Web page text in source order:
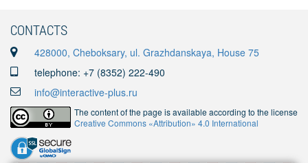
CONTACTS
428000, Cheboksary, ul. Grazhdanskaya, House 75
telephone: +7 (8352) 222-490
info@interactive-plus.ru
The content of the page is available according to the license
Creative Commons «Attribution» 4.0 International